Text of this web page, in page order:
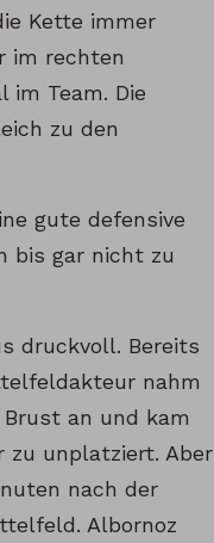
Kette immer
im rechten
im Team. Die
zu den
gute defensive
bis gar nicht zu
druckvoll. Bereits
nahm
an und kam
zu unplatziert. Aber
nach der
Albornoz